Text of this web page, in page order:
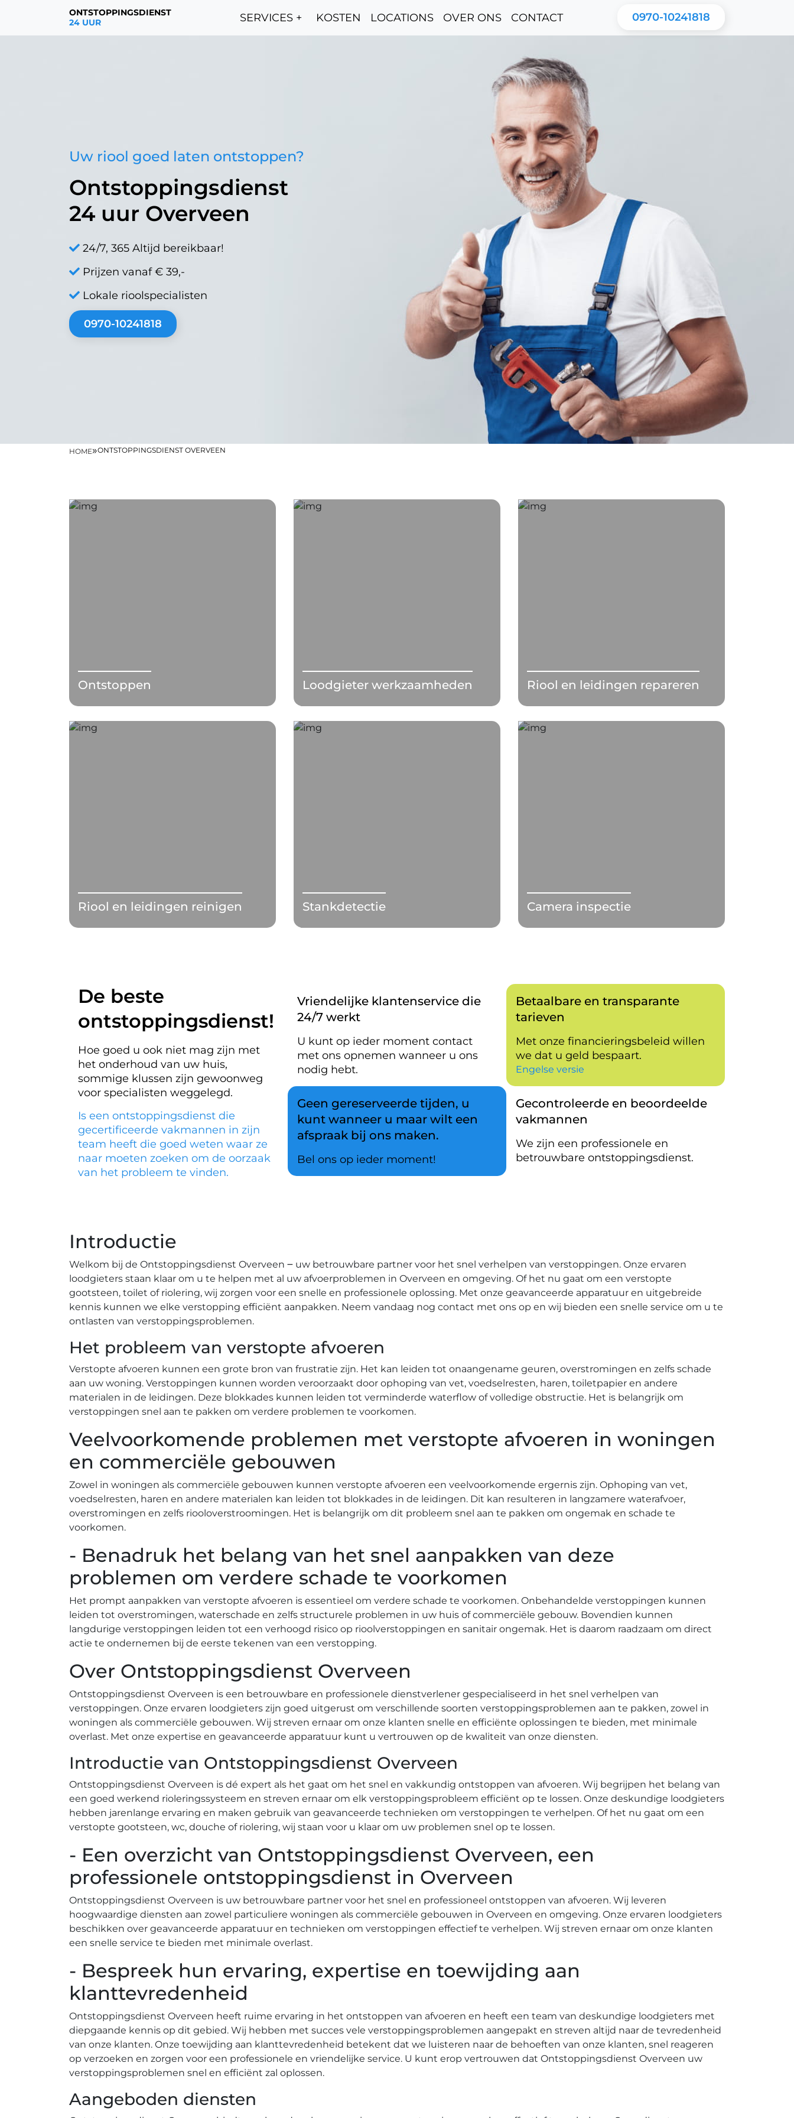
ONTSTOPPINGSDIENST
24 UUR
SERVICES + KOSTEN LOCATIONS OVER ONS CONTACT 0970-10241818
Uw riool goed laten ontstoppen?
Ontstoppingsdienst
24 uur Overveen
24/7, 365 Altijd bereikbaar!
Prijzen vanaf € 39,-
Lokale rioolspecialisten
0970-10241818
HOME»ONTSTOPPINGSDIENST OVERVEEN
Ontstoppen Loodgieter werkzaamheden Riool en leidingen repareren
Riool en leidingen reinigen Stankdetectie Camera inspectie
De beste
ontstoppingsdienst!
Hoe goed u ook niet mag zijn met
het onderhoud van uw huis,
sommige klussen zijn gewoonweg
voor specialisten weggelegd.
Is een ontstoppingsdienst die
gecertificeerde vakmannen in zijn
team heeft die goed weten waar ze
naar moeten zoeken om de oorzaak
van het probleem te vinden.
Vriendelijke klantenservice die
24/7 werkt
U kunt op ieder moment contact
met ons opnemen wanneer u ons
nodig hebt.
Betaalbare en transparante
tarieven
Met onze financieringsbeleid willen
we dat u geld bespaart.
Engelse versie
Geen gereserveerde tijden, u
kunt wanneer u maar wilt een
afspraak bij ons maken.
Bel ons op ieder moment!
Gecontroleerde en beoordeelde
vakmannen
We zijn een professionele en
betrouwbare ontstoppingsdienst.
Introductie
Welkom bij de Ontstoppingsdienst Overveen ౼ uw betrouwbare partner voor het snel verhelpen van verstoppingen.​ Onze ervaren
loodgieters staan klaar om u te helpen met al uw afvoerproblemen in Overveen en omgeving.​ Of het nu gaat om een verstopte
gootsteen, toilet of riolering, wij zorgen voor een snelle en professionele oplossing.​ Met onze geavanceerde apparatuur en uitgebreide
kennis kunnen we elke verstopping efficiënt aanpakken. Neem vandaag nog contact met ons op en wij bieden een snelle service om u te
ontlasten van verstoppingsproblemen.
Het probleem van verstopte afvoeren
Verstopte afvoeren kunnen een grote bron van frustratie zijn. Het kan leiden tot onaangename geuren, overstromingen en zelfs schade
aan uw woning.​ Verstoppingen kunnen worden veroorzaakt door ophoping van vet, voedselresten, haren, toiletpapier en andere
materialen in de leidingen.​ Deze blokkades kunnen leiden tot verminderde waterflow of volledige obstructie.​ Het is belangrijk om
verstoppingen snel aan te pakken om verdere problemen te voorkomen.​
Veelvoorkomende problemen met verstopte afvoeren in woningen
en commerciële gebouwen
Zowel in woningen als commerciële gebouwen kunnen verstopte afvoeren een veelvoorkomende ergernis zijn.​ Ophoping van vet,
voedselresten, haren en andere materialen kan leiden tot blokkades in de leidingen. Dit kan resulteren in langzamere waterafvoer,
overstromingen en zelfs riooloverstroomingen. Het is belangrijk om dit probleem snel aan te pakken om ongemak en schade te
voorkomen.​
- Benadruk het belang van het snel aanpakken van deze
problemen om verdere schade te voorkomen
Het prompt aanpakken van verstopte afvoeren is essentieel om verdere schade te voorkomen.​ Onbehandelde verstoppingen kunnen
leiden tot overstromingen, waterschade en zelfs structurele problemen in uw huis of commerciële gebouw.​ Bovendien kunnen
langdurige verstoppingen leiden tot een verhoogd risico op rioolverstoppingen en sanitair ongemak. Het is daarom raadzaam om direct
actie te ondernemen bij de eerste tekenen van een verstopping.​
Over Ontstoppingsdienst Overveen
Ontstoppingsdienst Overveen is een betrouwbare en professionele dienstverlener gespecialiseerd in het snel verhelpen van
verstoppingen.​ Onze ervaren loodgieters zijn goed uitgerust om verschillende soorten verstoppingsproblemen aan te pakken, zowel in
woningen als commerciële gebouwen.​ Wij streven ernaar om onze klanten snelle en efficiënte oplossingen te bieden, met minimale
overlast. Met onze expertise en geavanceerde apparatuur kunt u vertrouwen op de kwaliteit van onze diensten.​
Introductie van Ontstoppingsdienst Overveen
Ontstoppingsdienst Overveen is dé expert als het gaat om het snel en vakkundig ontstoppen van afvoeren.​ Wij begrijpen het belang van
een goed werkend rioleringssysteem en streven ernaar om elk verstoppingsprobleem efficiënt op te lossen.​ Onze deskundige loodgieters
hebben jarenlange ervaring en maken gebruik van geavanceerde technieken om verstoppingen te verhelpen.​ Of het nu gaat om een
verstopte gootsteen, wc, douche of riolering, wij staan voor u klaar om uw problemen snel op te lossen.​
- Een overzicht van Ontstoppingsdienst Overveen, een
professionele ontstoppingsdienst in Overveen
Ontstoppingsdienst Overveen is uw betrouwbare partner voor het snel en professioneel ontstoppen van afvoeren.​ Wij leveren
hoogwaardige diensten aan zowel particuliere woningen als commerciële gebouwen in Overveen en omgeving.​ Onze ervaren loodgieters
beschikken over geavanceerde apparatuur en technieken om verstoppingen effectief te verhelpen.​ Wij streven ernaar om onze klanten
een snelle service te bieden met minimale overlast.​
- Bespreek hun ervaring, expertise en toewijding aan
klanttevredenheid
Ontstoppingsdienst Overveen heeft ruime ervaring in het ontstoppen van afvoeren en heeft een team van deskundige loodgieters met
diepgaande kennis op dit gebied.​ Wij hebben met succes vele verstoppingsproblemen aangepakt en streven altijd naar de tevredenheid
van onze klanten.​ Onze toewijding aan klanttevredenheid betekent dat we luisteren naar de behoeften van onze klanten, snel reageren
op verzoeken en zorgen voor een professionele en vriendelijke service.​ U kunt erop vertrouwen dat Ontstoppingsdienst Overveen uw
verstoppingsproblemen snel en efficiënt zal oplossen.​
Aangeboden diensten